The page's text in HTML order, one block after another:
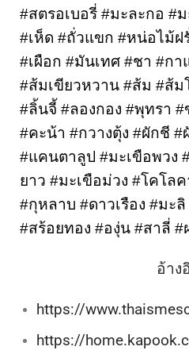
#สตรอเบอรี่ #มะละกอ #
#เห็ด #ถั่วแขก #หน่อไม้ฝ
#เผือก #มันเทศ #ชา #ก
#ส้มเขียวหวาน #ส้ม #ส้ม
#ลิ้นจี้ #ลองกอง #พุทรา
#คะน้า #กวางตุ้ง #ผักชี #
#แคนตาลูป #มะเขือพวง
ยาว #มะเขือม่วง #โคโล
#กุหลาบ #ดาวเรือง #มะ
#สร้อยทอง #องุ่น #สาลี่ #
อ้าง
https://
https://